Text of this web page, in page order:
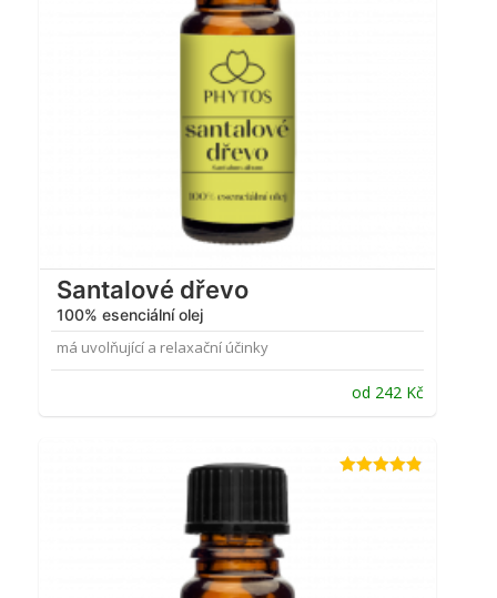
Santalové dřevo
100% esenciální olej
má uvolňující a relaxační účinky
od 242 Kč